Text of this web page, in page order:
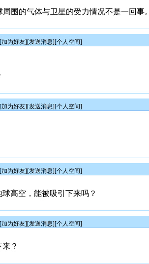
围的气体与卫星的受力情况不是一回事。
[加为好友][发送消息][个人空间]
[加为好友][发送消息][个人空间]
[加为好友][发送消息][个人空间]
高空，能被吸引下来吗？
[加为好友][发送消息][个人空间]
？